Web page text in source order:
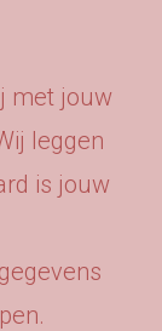
met jouw
leggen
is jouw